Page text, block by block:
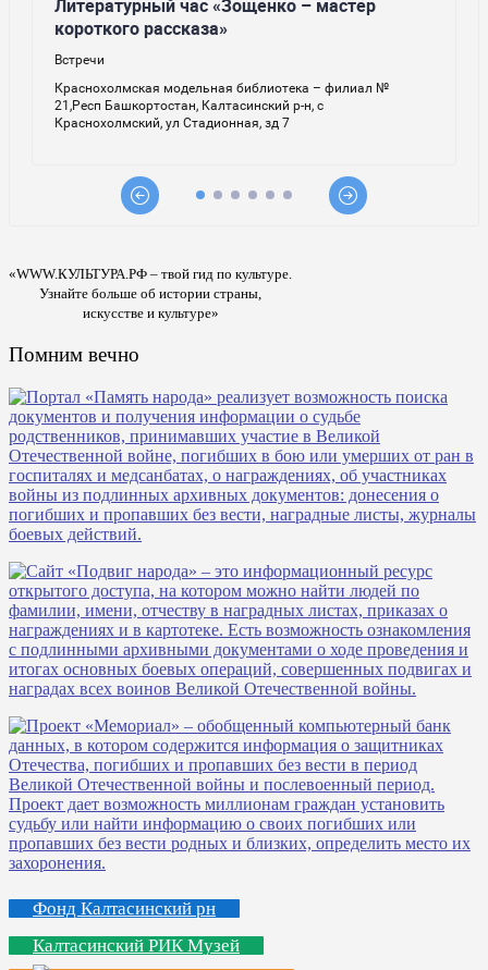
«WWW.КУЛЬТУРА.РФ – твой гид по культуре.
Узнайте больше об истории страны,
искусстве и культуре»
Помним вечно
Фонд Калтасинский рн
Калтасинский РИК Музей